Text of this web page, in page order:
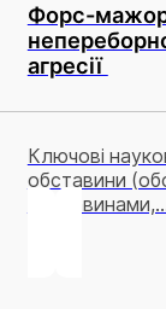
Форс-
агресії
Ключові
обставини